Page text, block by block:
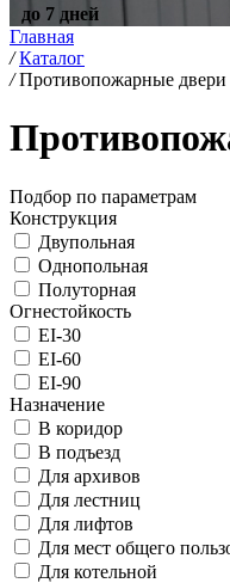
до 7 дней
Главная
/ Каталог
/ Противопожарные двери
Подбор по параметрам
Конструкция
Двупольная
Однопольная
Полуторная
Огнестойкость
EI-30
EI-60
EI-90
Назначение
В коридор
В подъезд
Для архивов
Для лестниц
Для лифтов
Для мест общего
Для котельной